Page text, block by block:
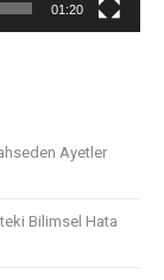
01:20
Ayetler
Bilimsel Hata